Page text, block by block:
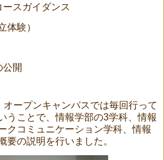
スガイダンス
体験）
公開
ープンキャンパスでは毎回行って
うことで、情報学部の3学科、情報
クコミュニケーション学科、情報
要の説明を行いました。